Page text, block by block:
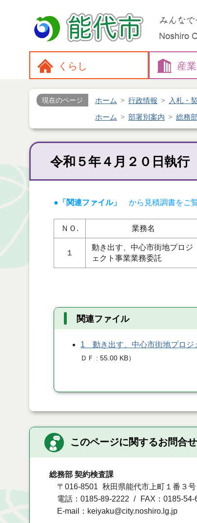
くらし 産業
現在のページ ホーム 行政情報 入札・
ホーム 部署別案内 総務部
令和５年４月２０日執
●「関連ファイル」 から見積調書をご
ＮＯ. 業務名
１
動き出す、中心市街地プロジ
ェクト事業業務委託
関連ファイル
1 動き出す、中心市街地プロ
ＤＦ
55.00 KB）
このページに関するお問合せ
総務部 契約検査課
〒016-8501 秋田県能代市上町１番３号
電話：0185-89-2222
FAX：0185-54-
E-mail：keiyaku@city.noshiro.lg.jp